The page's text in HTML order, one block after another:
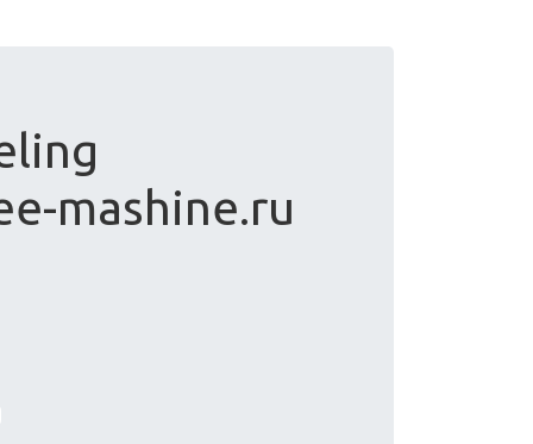
mashine.ru